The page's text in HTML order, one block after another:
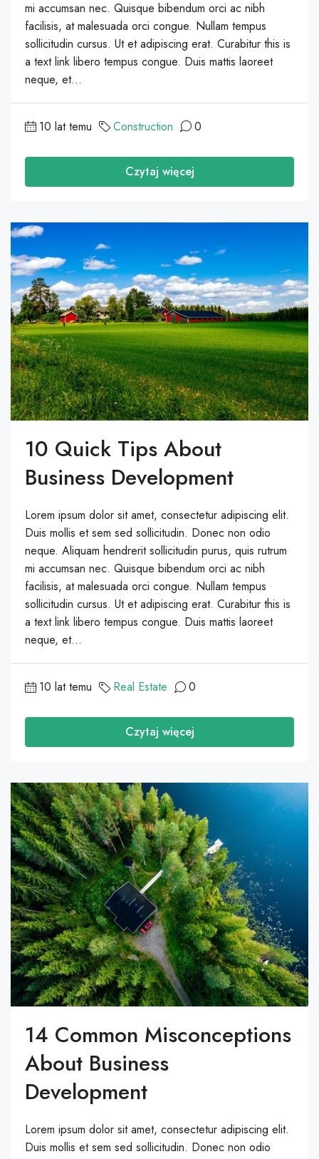
mi accumsan nec. Quisque bibendum orci ac nibh
facilisis, at malesuada orci congue. Nullam tempus
sollicitudin cursus. Ut et adipiscing erat. Curabitur this is
a text link libero tempus congue. Duis mattis laoreet
neque, et...
10 lat temu Construction 0
Czytaj więcej
10 Quick Tips About
Business Development
Lorem ipsum dolor sit amet, consectetur adipiscing elit.
Duis mollis et sem sed sollicitudin. Donec non odio
neque. Aliquam hendrerit sollicitudin purus, quis rutrum
mi accumsan nec. Quisque bibendum orci ac nibh
facilisis, at malesuada orci congue. Nullam tempus
sollicitudin cursus. Ut et adipiscing erat. Curabitur this is
a text link libero tempus congue. Duis mattis laoreet
neque, et...
10 lat temu Real Estate 0
Czytaj więcej
14 Common Misconceptions
About Business
Development
Lorem ipsum dolor sit amet, consectetur adipiscing elit.
Duis mollis et sem sed sollicitudin. Donec non odio